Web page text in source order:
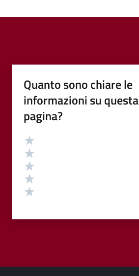
Quanto sono chiare le
informazioni su questa
pagina?
Valutazione